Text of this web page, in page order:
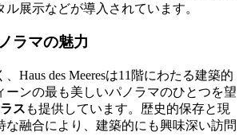
展示などが導入されています。
ラマの魅力
Haus des Meeresは11階にわたる建築的
ーンの最も美しいパノラマのひとつを望
ス も提供しています。歴史的保存と現
な融合により、建築的にも興味深い訪問